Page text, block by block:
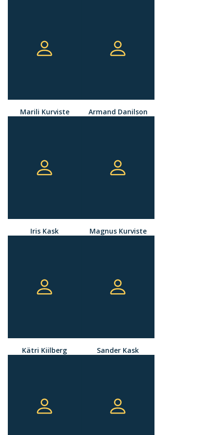
Marili Kurviste Armand Danilson
Iris Kask Magnus Kurviste
Kätri Kiilberg Sander Kask